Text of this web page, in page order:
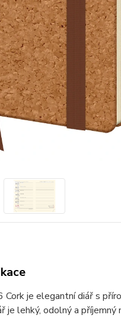
Cork je elegantní diář s
je lehký, odolný a příjemný